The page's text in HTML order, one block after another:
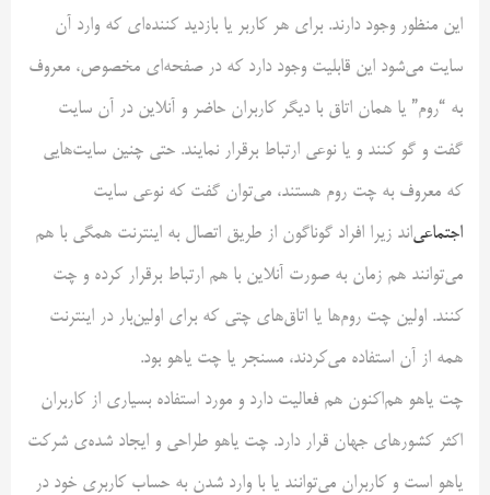
این منظور وجود دارند. برای هر کاربر یا بازدید کننده‌ای که وارد آن
سایت می‌شود این قابلیت وجود دارد که در صفحه‌ای مخصوص، معروف
به “روم” یا همان اتاق با دیگر کاربران حاضر و آنلاین در آن سایت
گفت و گو کنند و یا نوعی ارتباط برقرار نمایند. حتی چنین سایت‌هایی
که معروف به چت روم هستند، می‌توان گفت که نوعی سایت
اجتماعی‌اند زیرا افراد گوناگون از طریق اتصال به اینترنت همگی با هم
می‌توانند هم زمان به صورت آنلاین با هم ارتباط برقرار کرده و چت
کنند. اولین چت روم‌ها یا اتاق‌های چتی که برای اولین‌بار در اینترنت
همه از آن استفاده می‌کردند، مسنجر یا چت یاهو بود.
چت یاهو هم‌اکنون هم فعالیت دارد و مورد استفاده بسیاری از کاربران
اکثر کشور‌های جهان قرار دارد. چت یاهو طراحی و ایجاد شده‌ی شرکت
یاهو است و کاربران می‌توانند یا با وارد شدن به حساب کاربری خود در